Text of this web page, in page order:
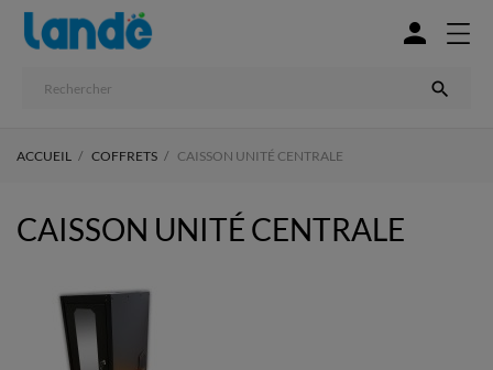


ACCUEIL COFFRETS CAISSON UNITÉ CENTRALE
CAISSON UNITÉ CENTRALE